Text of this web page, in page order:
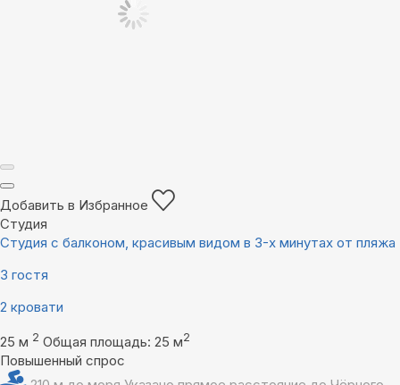
Добавить в Избранное
Студия
Студия с балконом, красивым видом в 3-х минутах от пляжа
3 гостя
2 кровати
25 м 2 Общая площадь: 25 м2
Повышенный спрос